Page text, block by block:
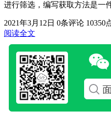
进行筛选，编写获取方法是一
2021年3月12日 0条评论 10350
阅读全文